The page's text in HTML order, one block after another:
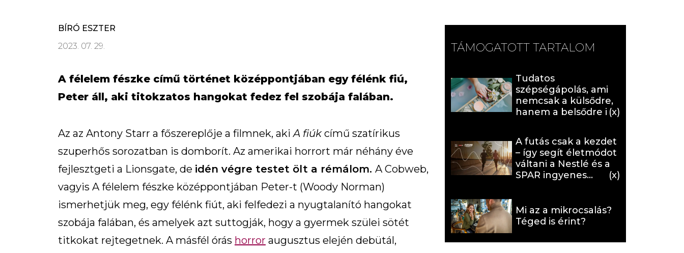
BÍRÓ ESZTER
2023. 07. 29.
A félelem fészke című történet középpontjában egy félénk fiú,
Peter áll, aki titokzatos hangokat fedez fel szobája falában.
Az az Antony Starr a főszereplője a filmnek, akiA fiúkcímű szatírikus
szuperhős sorozatban is domborít. Az amerikai horrort már néhány éve
fejlesztgeti a Lionsgate, de idén végre testet ölt a rémálom. A Cobweb,
vagyis A félelem fészke középpontjában Peter-t (Woody Norman)
ismerhetjük meg, egy félénk fiút, aki felfedezi a nyugtalanító hangokat
szobája falában, és amelyek azt suttogják, hogy a gyermek szülei sötét
titkokat rejtegetnek. A másfél órás horror augusztus elején debütál,
TÁMOGATOTT TARTALOM
Tudatos
szépségápolás, ami
nemcsak a külsődre,
hanem a belsődre is
A futás csak a kezdet
– így segít életmódot
váltani a Nestlé és a
SPAR ingyenes
Mi az a mikrocsalás?
Téged is érint?